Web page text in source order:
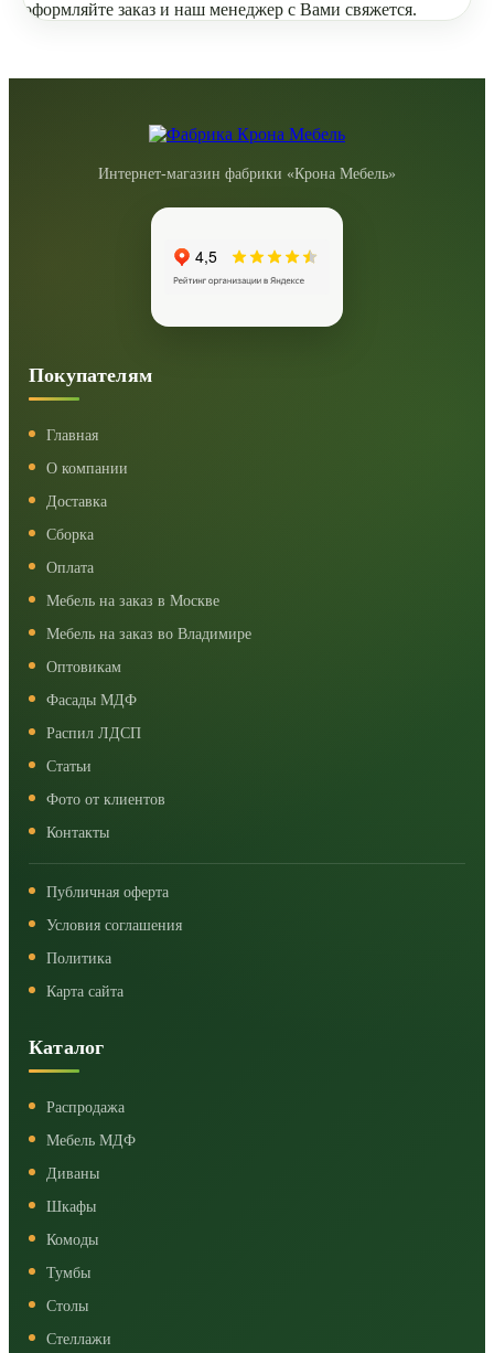
оформляйте заказ и наш менеджер с Вами свяжется.
Интернет-магазин фабрики «Крона Мебель»
Покупателям
Главная
О компании
Доставка
Сборка
Оплата
Мебель на заказ в Москве
Мебель на заказ во Владимире
Оптовикам
Фасады МДФ
Распил ЛДСП
Статьи
Фото от клиентов
Контакты
Публичная оферта
Условия соглашения
Политика
Карта сайта
Каталог
Распродажа
Мебель МДФ
Диваны
Шкафы
Комоды
Тумбы
Столы
Стеллажи